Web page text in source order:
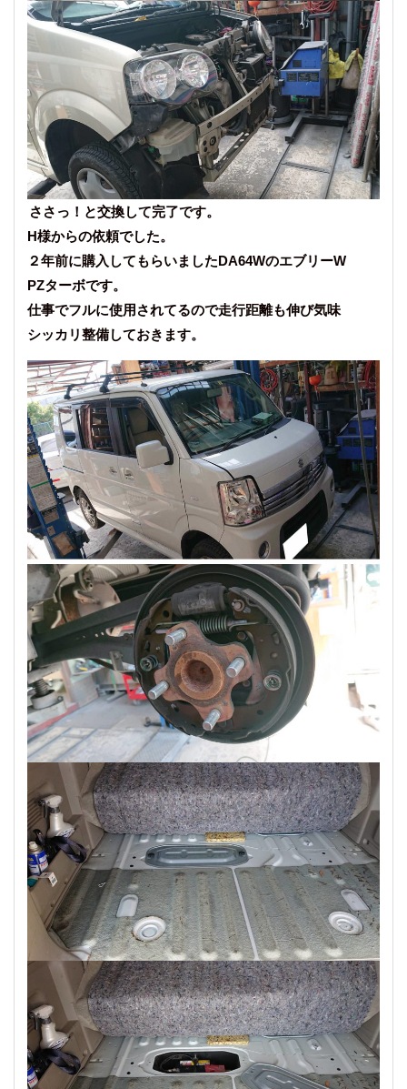
ささっ！と交換して完了です。
H様からの依頼でした。
２年前に購入してもらいましたDA64WのエブリーW
PZターボです。
仕事でフルに使用されてるので走行距離も伸び気味
シッカリ整備しておきます。